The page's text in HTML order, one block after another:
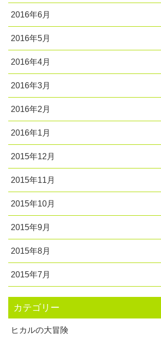
2016年6月
2016年5月
2016年4月
2016年3月
2016年2月
2016年1月
2015年12月
2015年11月
2015年10月
2015年9月
2015年8月
2015年7月
カテゴリー
ヒカルの大冒険